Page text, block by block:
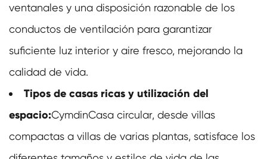
ventanales y una disposición razonable de los
conductos de ventilación para garantizar
suficiente luz interior y aire fresco, mejorando la
calidad de vida.
Tipos de casas ricas y utilización del
espacio:CymdinCasa circular, desde villas
compactas a villas de varias plantas, satisface los